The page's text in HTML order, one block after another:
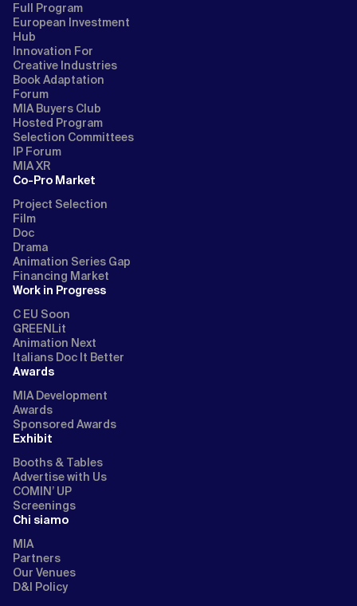
Full Program
European Investment
Hub
Innovation For
Creative Industries
Book Adaptation
Forum
MIA Buyers Club
Hosted Program
Selection Committees
IP Forum
MIA XR
Co-Pro Market
Project Selection
Film
Doc
Drama
Animation Series Gap
Financing Market
Work in Progress
C EU Soon
GREENLit
Animation Next
Italians Doc It Better
Awards
MIA Development
Awards
Sponsored Awards
Exhibit
Booths & Tables
Advertise with Us
COMIN’ UP
Screenings
Chi siamo
MIA
Partners
Our Venues
D&I Policy